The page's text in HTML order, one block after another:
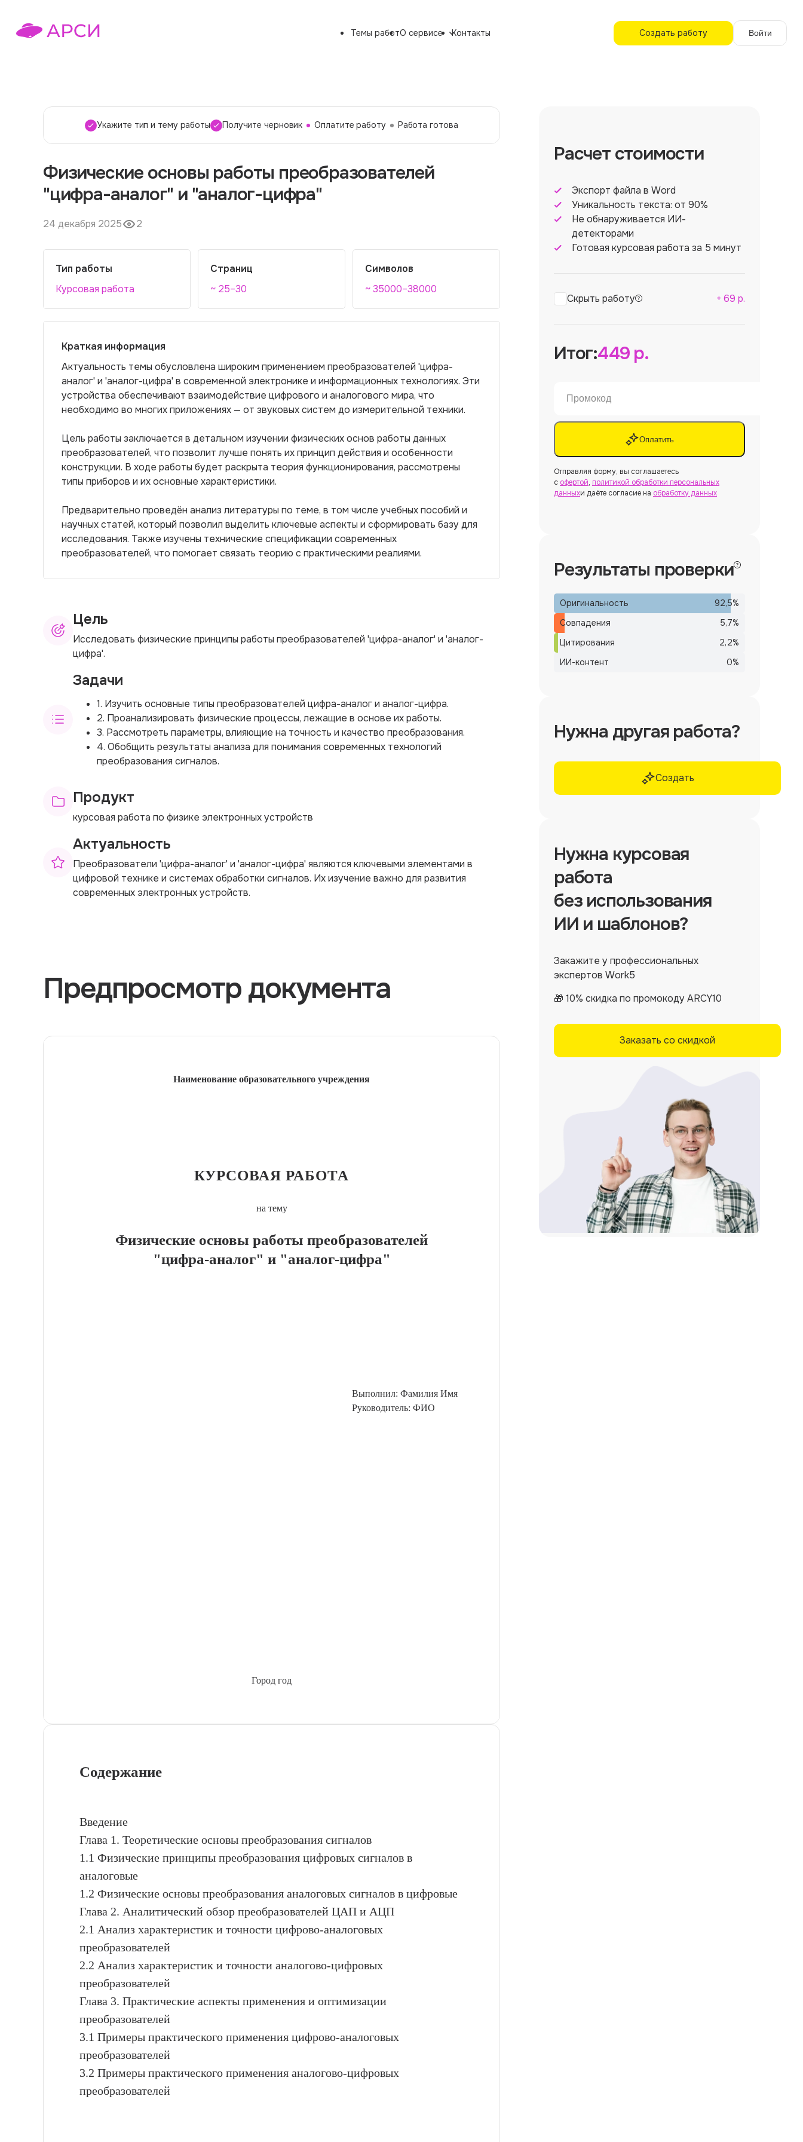
Темы работО сервисе Контакты Создать работу Войти
Укажите тип и тему работы Получите черновик Оплатите работу Работа готова
Физические основы работы преобразователей
"цифра-аналог" и "аналог-цифра"
24 декабря 2025 2
Тип работы
Курсовая работа
Страниц
~ 25–30
Символов
~ 35000–38000
Краткая информация
Актуальность темы обусловлена широким применением преобразователей 'цифра-
аналог' и 'аналог-цифра' в современной электронике и информационных технологиях. Эти
устройства обеспечивают взаимодействие цифрового и аналогового мира, что
необходимо во многих приложениях — от звуковых систем до измерительной техники.
Цель работы заключается в детальном изучении физических основ работы данных
преобразователей, что позволит лучше понять их принцип действия и особенности
конструкции. В ходе работы будет раскрыта теория функционирования, рассмотрены
типы приборов и их основные характеристики.
Предварительно проведён анализ литературы по теме, в том числе учебных пособий и
научных статей, который позволил выделить ключевые аспекты и сформировать базу для
исследования. Также изучены технические спецификации современных
преобразователей, что помогает связать теорию с практическими реалиями.
Цель
Исследовать физические принципы работы преобразователей 'цифра-аналог' и 'аналог-
цифра'.
Задачи
1. Изучить основные типы преобразователей цифра-аналог и аналог-цифра.
2. Проанализировать физические процессы, лежащие в основе их работы.
3. Рассмотреть параметры, влияющие на точность и качество преобразования.
4. Обобщить результаты анализа для понимания современных технологий
преобразования сигналов.
Продукт
курсовая работа по физике электронных устройств
Актуальность
Преобразователи 'цифра-аналог' и 'аналог-цифра' являются ключевыми элементами в
цифровой технике и системах обработки сигналов. Их изучение важно для развития
современных электронных устройств.
Предпросмотр документа
Наименование образовательного учреждения
КУРСОВАЯ РАБОТА
на тему
Физические основы работы преобразователей
"цифра-аналог" и "аналог-цифра"
Выполнил: Фамилия Имя
Руководитель: ФИО
Город год
Содержание
Введение
Глава 1. Теоретические основы преобразования сигналов
1.1 Физические принципы преобразования цифровых сигналов в
аналоговые
1.2 Физические основы преобразования аналоговых сигналов в цифровые
Глава 2. Аналитический обзор преобразователей ЦАП и АЦП
2.1 Анализ характеристик и точности цифрово-аналоговых
преобразователей
2.2 Анализ характеристик и точности аналогово-цифровых
преобразователей
Глава 3. Практические аспекты применения и оптимизации
преобразователей
3.1 Примеры практического применения цифрово-аналоговых
преобразователей
3.2 Примеры практического применения аналогово-цифровых
преобразователей
Расчет стоимости
Экспорт файла в Word
Уникальность текста: от 90%
Не обнаруживается ИИ-
детекторами
Готовая курсовая работа за 5 минут
Скрыть работу + 69 р.
Итог:449р.
Оплатить
Отправляя форму, вы соглашаетесь
с офертой, политикой обработки персональных
данныхи даёте согласие на обработку данных
Результаты проверки
Оригинальность 92,5%
Совпадения
5,7%
Цитирования
2,2%
ИИ-контент
0%
Нужна другая работа?
Создать
Нужна курсовая
работа
без использования
ИИ и шаблонов?
Закажите у профессиональных
экспертов Work5
🎁 10% скидка по промокоду ARCY10
Заказать со скидкой